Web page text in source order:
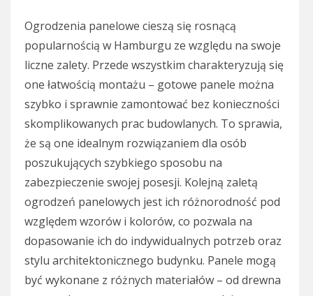
Ogrodzenia panelowe cieszą się rosnącą
popularnością w Hamburgu ze względu na swoje
liczne zalety. Przede wszystkim charakteryzują się
one łatwością montażu – gotowe panele można
szybko i sprawnie zamontować bez konieczności
skomplikowanych prac budowlanych. To sprawia,
że są one idealnym rozwiązaniem dla osób
poszukujących szybkiego sposobu na
zabezpieczenie swojej posesji. Kolejną zaletą
ogrodzeń panelowych jest ich różnorodność pod
względem wzorów i kolorów, co pozwala na
dopasowanie ich do indywidualnych potrzeb oraz
stylu architektonicznego budynku. Panele mogą
być wykonane z różnych materiałów – od drewna